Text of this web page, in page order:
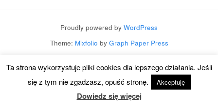
Proudly powered by WordPress
Theme: Mixfolio by Graph Paper Press
Ta strona wykorzystuje pliki cookies dla lepszego działania. Jeśli
się z tym nie zgadzasz, opuść stronę.
Akceptuję
Dowiedz się więcej